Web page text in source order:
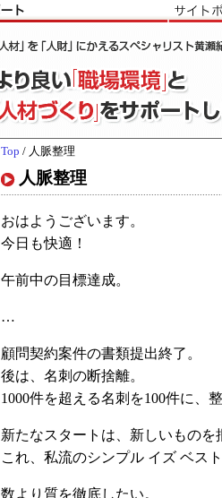
Top / 人脈整理
人脈整理
おはようございます。
今日も快適！
午前中の目標達成。
…
顧問契約案件の書類提出終了。
後は、名刺の断捨離。
1000件を超える名刺を100件に、
新たなスタートは、新しいもの
これ、私流のシンプル イズ ベスト
数より質を徹底したい。